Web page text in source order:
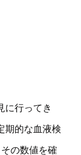
行ってき
期的な血液検
の数値を確